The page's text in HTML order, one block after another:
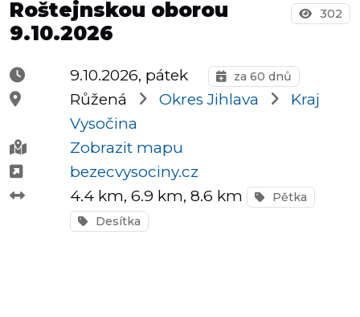
Praha
Virtuální
závody
Dětské
závody
Roštejnskou oborou
9.10.2026
302
9.10.2026, pátek za 60 dnů
Růžená Okres Jihlava
Kraj
Vysočina
Zobrazit mapu
bezecvysociny.cz
4.4 km, 6.9 km, 8.6 km
Pětka
Desítka